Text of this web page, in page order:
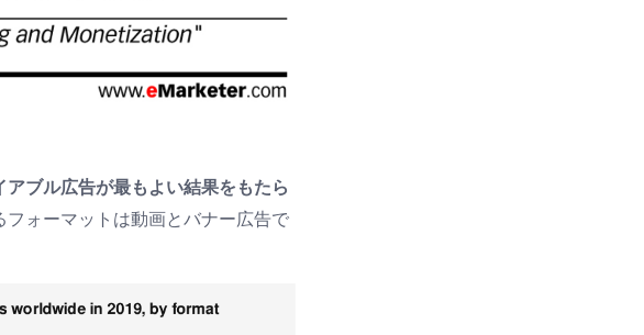
ブル広告が最もよい結果をもたら
ォーマットは動画とバナー広告で